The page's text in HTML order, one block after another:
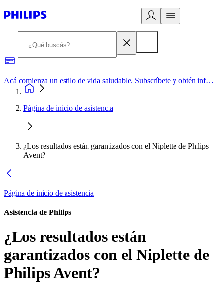
Acá comienza un estilo de vida saludable. Subscríbete y obtén información de primera mano
Página de inicio de asistencia
¿Los resultados están garantizados con el Niplette de Philips
Avent?
Página de inicio de asistencia
Asistencia de Philips
¿Los resultados están
garantizados con el Niplette de
Philips Avent?